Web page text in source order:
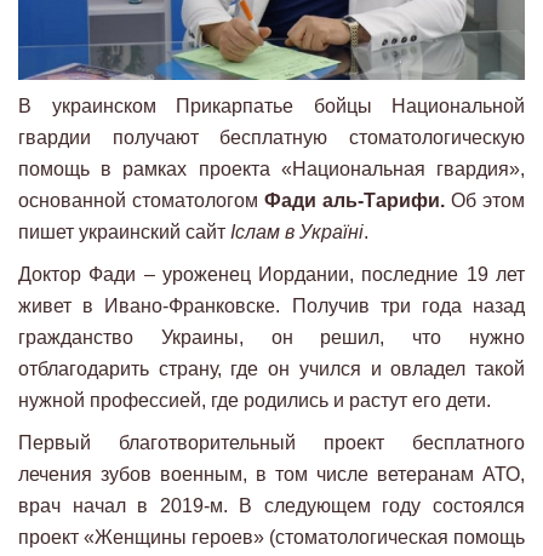
В украинском Прикарпатье бойцы Национальной
гвардии получают бесплатную стоматологическую
помощь в рамках проекта «Национальная гвардия»,
основанной стоматологом Фади аль-Тарифи. Об этом
пишет украинский сайт Іслам в Україні.
Доктор Фади – уроженец Иордании, последние 19 лет
живет в Ивано-Франковске. Получив три года назад
гражданство Украины, он решил, что нужно
отблагодарить страну, где он учился и овладел такой
нужной профессией, где родились и растут его дети.
Первый благотворительный проект бесплатного
лечения зубов военным, в том числе ветеранам АТО,
врач начал в 2019-м. В следующем году состоялся
проект «Женщины героев» (стоматологическая помощь